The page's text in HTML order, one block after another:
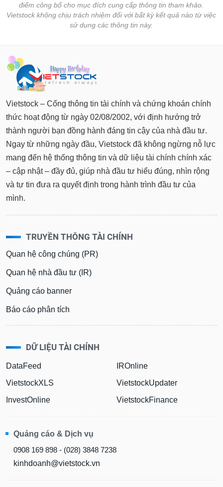
điểm công bố cho mục đích cung cấp thông tin tham khảo.
Vietstock không chịu trách nhiệm đối với bất kỳ kết quả nào từ việc
sử dụng các thông tin này.
Vietstock – Cổng thông tin tài chính và chứng khoán chính
thức hoạt động từ ngày 02/08/2002, với định hướng trở
thành người bạn đồng hành đáng tin cậy của nhà đầu tư.
Ngay từ những ngày đầu, Vietstock đã không ngừng nỗ lực
mang đến hệ thống thông tin và dữ liệu tài chính chính xác
– cập nhật – đầy đủ, giúp nhà đầu tư hiểu đúng, nhìn rộng
và tự tin đưa ra quyết định trong hành trình đầu tư của
mình.
TRUYỀN THÔNG TÀI CHÍNH
Quan hệ công chúng (PR)
Quan hệ nhà đầu tư (IR)
Quảng cáo banner
Báo cáo phân tích
DỮ LIỆU TÀI CHÍNH
DataFeed
VietstockXLS
InvestOnline
IROnline
VietstockUpdater
VietstockFinance
Quảng cáo & Dịch vụ
0908 169 898 - (028) 3848 7238
kinhdoanh@vietstock.vn